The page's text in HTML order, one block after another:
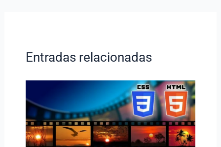
Entradas relacionadas